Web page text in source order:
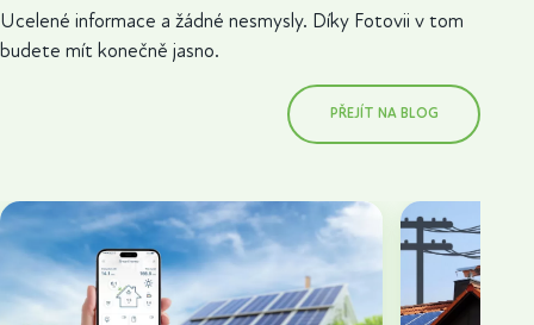
Ucelené informace a žádné nesmysly. Díky Fotovii v tom
budete mít konečně jasno.
PŘEJÍT NA BLOG